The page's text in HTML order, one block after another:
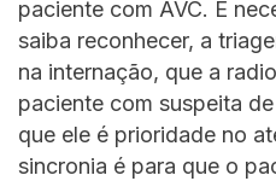
paciente com AVC. É
saiba reconhecer, a
na internação, que a
paciente com suspeita
que ele é prioridade no
sincronia é para que o